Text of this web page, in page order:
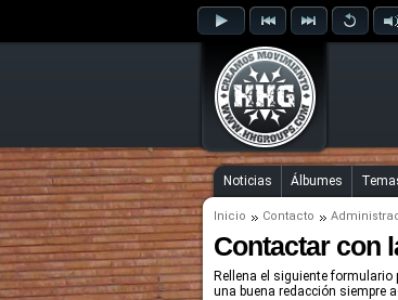
Noticias Álbumes
Inicio Contacto
Contactar con
Rellena el siguiente
una buena redacción siempre